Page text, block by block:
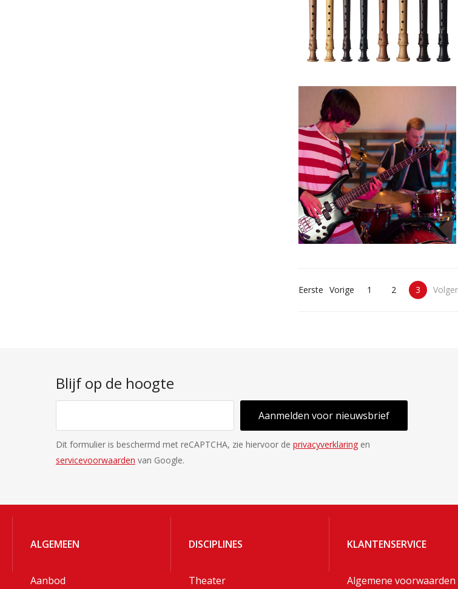
Eerste Vorige 1 2 3
Blijf op de hoogte
Aanmelden voor nieuwsbrief
Dit formulier is beschermd met reCAPTCHA, zie hiervoor de privacyverklaring en
servicevoorwaarden van Google.
ALGEMEEN
Aanbod
DISCIPLINES
Theater
KLANTENSERVICE
Algemene voorwaarden